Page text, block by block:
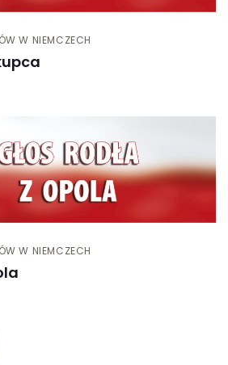
W NIEMCZECH
W NIEMCZECH